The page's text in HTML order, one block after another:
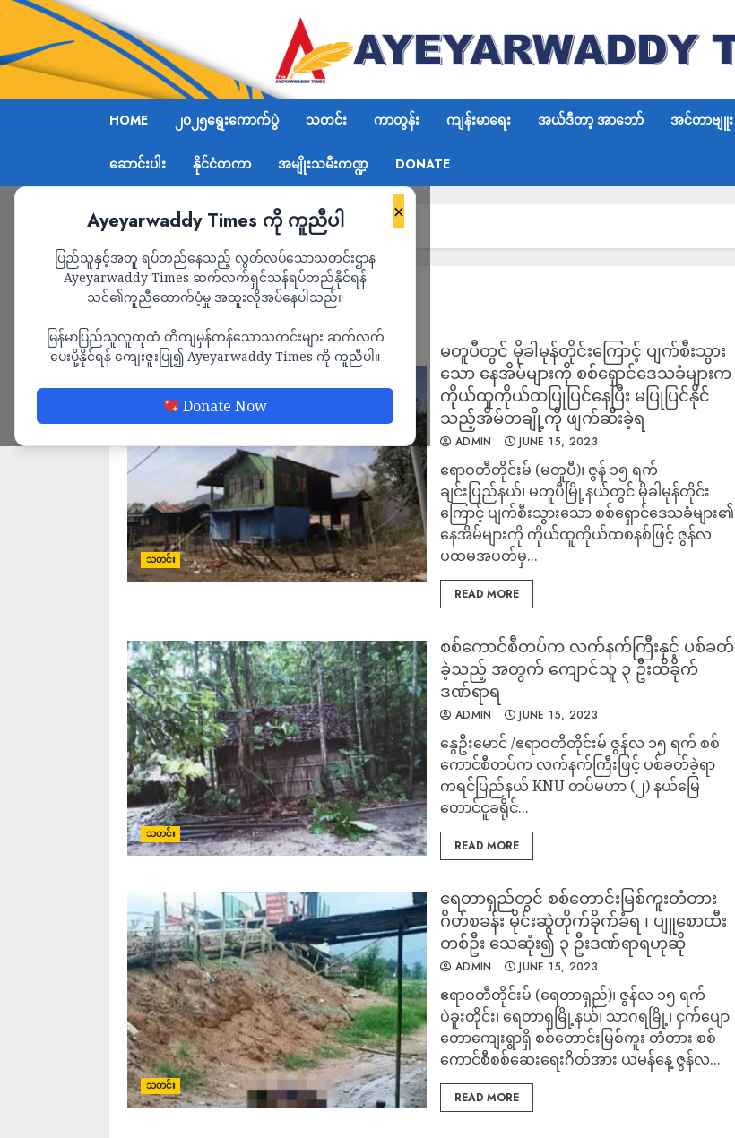
HOME ၂၀၂၅ရွေးကောက်ပွဲ သတင်း ကာတွန်း ကျန်းမာရေး အယ်ဒီတာ့ အာဘော် အင်တာဗျူး
ဆောင်းပါး နိုင်ငံတကာ အမျိုးသမီးကဏ္ဍ DONATE
×
Ayeyarwaddy Times ကို ကူညီပါ
ပြည်သူနှင့်အတူ ရပ်တည်နေသည့် လွတ်လပ်သောသတင်းဌာန
Ayeyarwaddy Times ဆက်လက်ရှင်သန်ရပ်တည်နိုင်ရန်
သင်၏ကူညီထောက်ပံ့မှု အထူးလိုအပ်နေပါသည်။
မြန်မာပြည်သူလူထုထံ တိကျမှန်ကန်သောသတင်းများ ဆက်လက်
ပေးပို့နိုင်ရန် ကျေးဇူးပြု၍ Ayeyarwaddy Times ကို ကူညီပါ။
Donate Now
Home 2023 June Page 8
Month:June 2023
သတင်း
မတူပီတွင် မိုခါမုန်တိုင်းကြောင့် ပျက်စီးသွား
သော နေအိမ်များကို စစ်ရှောင်ဒေသခံများက
ကိုယ်ထူကိုယ်ထပြုပြင်နေပြီး မပြုပြင်နိုင်
သည့်အိမ်တချို့ကို ဖျက်ဆီးခဲ့ရ
ADMIN JUNE 15, 2023
ဧရာဝတီတိုင်းမ် (မတူပီ)၊ ဇွန် ၁၅ ရက်
ချင်းပြည်နယ်၊ မတူပီမြို့နယ်တွင် မိုခါမုန်တိုင်း
ကြောင့် ပျက်စီးသွားသော စစ်ရှောင်ဒေသခံများ၏
နေအိမ်များကို ကိုယ်ထူကိုယ်ထစနစ်ဖြင့် ဇွန်လ
ပထမအပတ်မှ...
READ MORE
သတင်း
စစ်ကောင်စီတပ်က လက်နက်ကြီးနှင့် ပစ်ခတ်
ခဲ့သည့် အတွက် ကျောင်သူ ၃ ဦးထိခိုက်
ဒဏ်ရာရ
ADMIN JUNE 15, 2023
နွေဦးမောင် /ဧရာဝတီတိုင်းမ် ဇွန်လ ၁၅ ရက် စစ်
ကောင်စီတပ်က လက်နက်ကြီးဖြင့် ပစ်ခတ်ခဲ့ရာ
ကရင်ပြည်နယ် KNU တပ်မဟာ (၂) နယ်မြေ
တောင်ငူခရိုင်...
READ MORE
သတင်း
ရေတာရှည်တွင် စစ်တောင်းမြစ်ကူးတံတား
ဂိတ်စခန်း မိုင်းဆွဲတိုက်ခိုက်ခံရ ၊ ပျူစောထီး
တစ်ဦး သေဆုံး၍ ၃ ဦးဒဏ်ရာရဟုဆို
ADMIN JUNE 15, 2023
ဧရာဝတီတိုင်းမ် (ရေတာရှည်)၊ ဇွန်လ ၁၅ ရက်
ပဲခူးတိုင်း၊ ရေတာရှမြို့နယ်၊ သာဂရမြို့၊ ငှက်ပျော
တောကျေးရွာရှိ စစ်တောင်းမြစ်ကူး တံတား စစ်
ကောင်စီစစ်ဆေးရေးဂိတ်အား ယမန်နေ့ ဇွန်လ...
READ MORE